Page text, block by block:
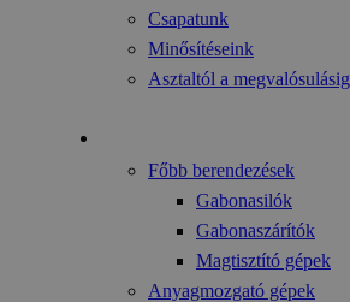
Csapatunk
Minősítéseink
Asztaltól a megvalósulásig
Főbb berendezések
Gabonasilók
Gabonaszárítók
Magtisztító gépek
Anyagmozgató gépek